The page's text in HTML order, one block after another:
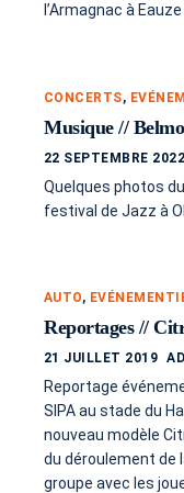
l’Armagnac à Eauze
CONCERTS,
Musique //
22 SEPTEMBRE 2022
Quelques photos
festival de Jazz à
AUTO,
Reportages //
21 JUILLET 2019
Reportage
SIPA au stade du
nouveau modèle
du déroulement de
groupe avec les